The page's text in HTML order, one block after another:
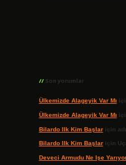
Son yorumlar
Ülkemizde Alageyik Var Mı
Ülkemizde Alageyik Var Mı
Bilardo Ilk Kim Başlariçin
Bilardo Ilk Kim Başlariçin
Deveci Armudu Ne Işe